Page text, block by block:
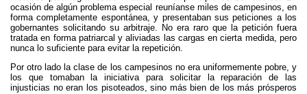
ocasión de algún problema especial reuníanse miles de campesinos, en
forma completamente espontánea, y presentaban sus peticiones a los
gobernantes solicitando su arbitraje. No era raro que la petición fuera
tratada en forma patriarcal y aliviadas las cargas en cierta medida, pero
nunca lo suficiente para evitar la repetición.
Por otro lado la clase de los campesinos no era uniformemente pobre, y
los que tomaban la iniciativa para solicitar la reparación de las
injusticias no eran los pisoteados, sino más bien de los más prósperos